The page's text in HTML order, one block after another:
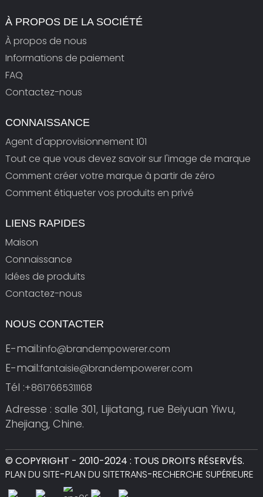
À PROPOS DE LA SOCIÉTÉ
À propos de nous
Informations de paiement
FAQ
Contactez-nous
CONNAISSANCE
Agent d'approvisionnement 101
Tout ce que vous devez savoir sur l'image de marque
Comment créer votre marque à partir de zéro
Comment étiqueter vos produits en privé
LIENS RAPIDES
Maison
Connaissance
Idées de produits
Contactez-nous
NOUS CONTACTER
E-mail:info@brandempowerer.com
E-mail:fantaisie@brandempowerer.com
Tél :+8617665311168
Adresse : salle 301, Lijiatang, rue Beiyuan Yiwu,
Zhejiang, Chine.
© COPYRIGHT - 2010-2024 : TOUS DROITS RÉSERVÉS.
PLAN DU SITE-PLAN DU SITETRANS-RECHERCHE SUPÉRIEURE